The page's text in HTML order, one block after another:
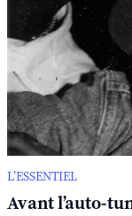
L’ESSENTIEL
Avant l’auto-